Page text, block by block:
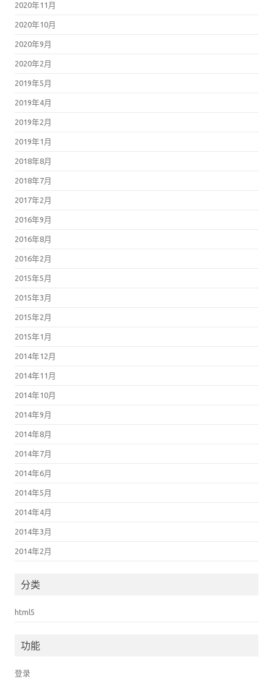
2020年11月
2020年10月
2020年9月
2020年2月
2019年5月
2019年4月
2019年2月
2019年1月
2018年8月
2018年7月
2017年2月
2016年9月
2016年8月
2016年2月
2015年5月
2015年3月
2015年2月
2015年1月
2014年12月
2014年11月
2014年10月
2014年9月
2014年8月
2014年7月
2014年6月
2014年5月
2014年4月
2014年3月
2014年2月
分类
html5
功能
登录